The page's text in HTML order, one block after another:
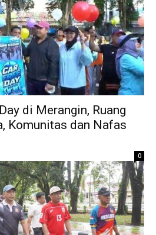
di Merangin, Ruang
Komunitas dan Nafas
0